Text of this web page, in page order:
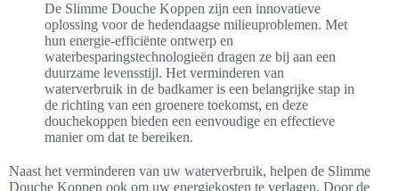
De Slimme Douche Koppen zijn een innovatieve
oplossing voor de hedendaagse milieuproblemen. Met
hun energie-efficiënte ontwerp en
waterbesparingstechnologieën dragen ze bij aan een
duurzame levensstijl. Het verminderen van
waterverbruik in de badkamer is een belangrijke stap in
de richting van een groenere toekomst, en deze
douchekoppen bieden een eenvoudige en effectieve
manier om dat te bereiken.
Naast het verminderen van uw waterverbruik, helpen de Slimme
Douche Koppen ook om uw energiekosten te verlagen. Door de